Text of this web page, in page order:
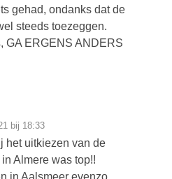
gehad, ondanks dat de
steeds toezeggen.
GA ERGENS ANDERS
bij 18:33
het uitkiezen van de
Almere was top!!